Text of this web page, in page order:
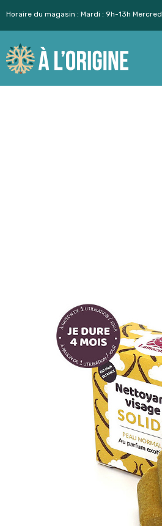
Aller
au
contenu
Horaire du magasin : Mardi : 9h-13h